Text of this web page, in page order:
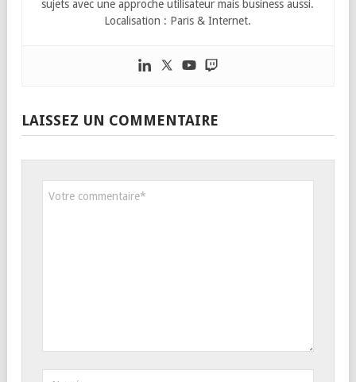
sujets avec une approche utilisateur mais business aussi.
Localisation : Paris & Internet.
LAISSEZ UN COMMENTAIRE